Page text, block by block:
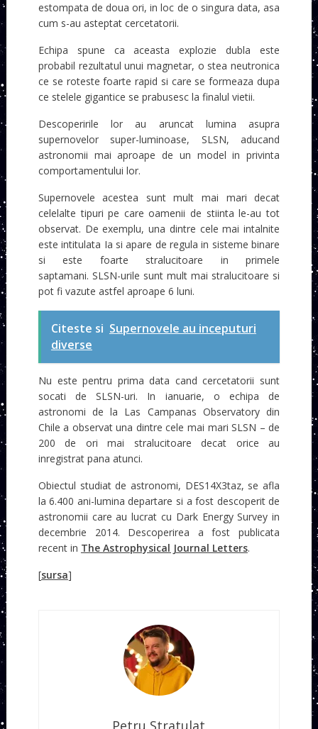
estompata de doua ori, in loc de o singura data, asa
cum s-au asteptat cercetatorii.
Echipa spune ca aceasta explozie dubla este
probabil rezultatul unui magnetar, o stea neutronica
ce se roteste foarte rapid si care se formeaza dupa
ce stelele gigantice se prabusesc la finalul vietii.
Descoperirile lor au aruncat lumina asupra
supernovelor super-luminoase, SLSN, aducand
astronomii mai aproape de un model in privinta
comportamentului lor.
Supernovele acestea sunt mult mai mari decat
celelalte tipuri pe care oamenii de stiinta le-au tot
observat. De exemplu, una dintre cele mai intalnite
este intitulata Ia si apare de regula in sisteme binare
si este foarte stralucitoare in primele
saptamani. SLSN-urile sunt mult mai stralucitoare si
pot fi vazute astfel aproape 6 luni.
Citeste si Supernovele au inceputuri
diverse
Nu este pentru prima data cand cercetatorii sunt
socati de SLSN-uri. In ianuarie, o echipa de
astronomi de la Las Campanas Observatory din
Chile a observat una dintre cele mai mari SLSN – de
200 de ori mai stralucitoare decat orice au
inregistrat pana atunci.
Obiectul studiat de astronomi, DES14X3taz, se afla
la 6.400 ani-lumina departare si a fost descoperit de
astronomii care au lucrat cu Dark Energy Survey in
decembrie 2014. Descoperirea a fost publicata
recent in The Astrophysical Journal Letters.
[sursa]
Petru Stratulat